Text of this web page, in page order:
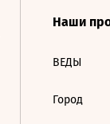
Наши
ВЕДЫ
Город